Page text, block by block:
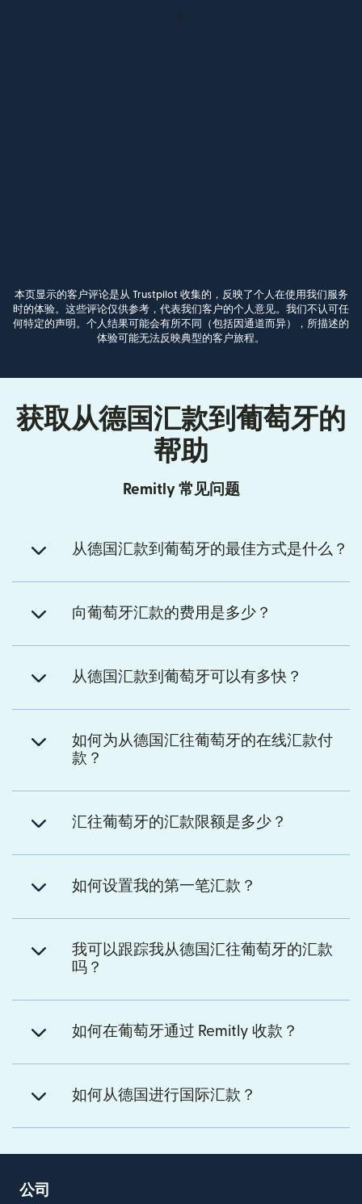
本页显示的客户评论是从 Trustpilot 收集的，反映了个人在使用我们服务
时的体验。这些评论仅供参考，代表我们客户的个人意见。我们不认可任
何特定的声明。个人结果可能会有所不同（包括因通道而异），所描述的
体验可能无法反映典型的客户旅程。
获取从德国汇款到葡萄牙的
帮助
Remitly 常见问题
从德国汇款到葡萄牙的最佳方式是什么？
向葡萄牙汇款的费用是多少？
从德国汇款到葡萄牙可以有多快？
如何为从德国汇往葡萄牙的在线汇款付
款？
汇往葡萄牙的汇款限额是多少？
如何设置我的第一笔汇款？
我可以跟踪我从德国汇往葡萄牙的汇款
吗？
如何在葡萄牙通过 Remitly 收款？
如何从德国进行国际汇款？
公司